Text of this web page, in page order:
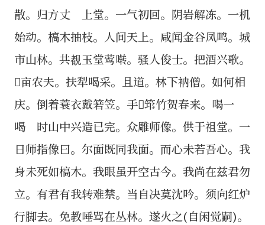
散。归方丈 上堂。一气初回。阴岩解冻。一机
始动。槁木抽枝。人间天上。咸闻金谷凤鸣。城
市山林。共覩玉堂莺啭。骚人俊士。把酒兴歌。
𤱶亩农夫。扶犁喝采。且道。林下衲僧。如何相
庆。倒着蓑衣戴箬笠。手𢹂筇竹贺春来。喝一
喝 时山中兴造已完。众雕师像。供于祖堂。一
日师指像曰。尔面既同我面。而心未若吾心。我
身未死如槁木。我眼虽开空古今。我尚在兹君勿
立。有君有我转难禁。当自决莫沈吟。须向红炉
行脚去。免教唾骂在丛林。遂火之(自闲觉嗣)。